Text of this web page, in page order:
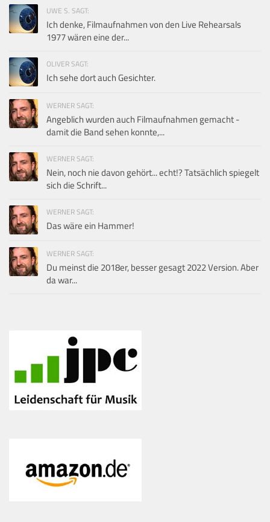
UWE S. SAGT:
Ich denke, Filmaufnahmen von den Live Rehearsals
1977 wären eine der...
OLIVER SAGT:
Ich sehe dort auch Gesichter.
WERNER SAGT:
Angeblich wurden auch Filmaufnahmen gemacht -
damit die Band sehen konnte,...
WERNER SAGT:
Nein, noch nie davon gehört... echt!? Tatsächlich spiegelt
sich die Schrift...
WERNER SAGT:
Das wäre ein Hammer!
WERNER SAGT:
Du meinst die 2018er, besser gesagt 2022 Version. Aber
da war...